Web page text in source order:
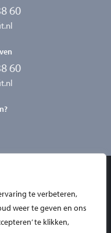
te verbeteren,
weer te geven en ons
te klikken,
60
60